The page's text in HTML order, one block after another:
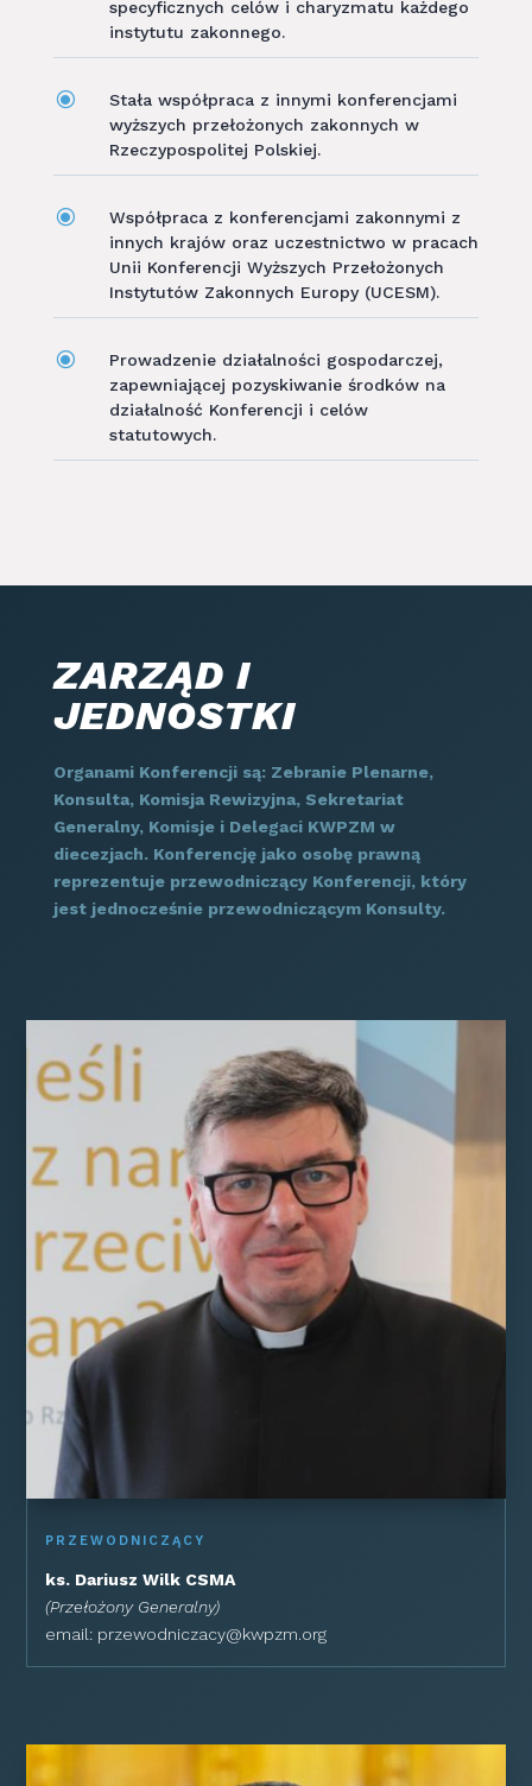
specyficznych celów i charyzmatu każdego
instytutu zakonnego.
\
Stała współpraca z innymi konferencjami
wyższych przełożonych zakonnych w
Rzeczypospolitej Polskiej.
\
Współpraca z konferencjami zakonnymi z
innych krajów oraz uczestnictwo w pracach
Unii Konferencji Wyższych Przełożonych
Instytutów Zakonnych Europy (UCESM).
\
Prowadzenie działalności gospodarczej,
zapewniającej pozyskiwanie środków na
działalność Konferencji i celów
statutowych.
ZARZĄD I
JEDNOSTKI
Organami Konferencji są: Zebranie Plenarne,
Konsulta, Komisja Rewizyjna, Sekretariat
Generalny, Komisje i Delegaci KWPZM w
diecezjach. Konferencję jako osobę prawną
reprezentuje przewodniczący Konferencji, który
jest jednocześnie przewodniczącym Konsulty.
PRZEWODNICZĄCY
ks. Dariusz Wilk CSMA
(Przełożony Generalny)
email: przewodniczacy@kwpzm.org